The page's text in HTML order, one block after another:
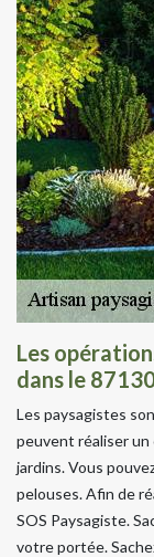
Les
dans le
Les paysagistes
peuvent réaliser
jardins. Vous
pelouses. Afin de
SOS Paysagiste.
votre portée.